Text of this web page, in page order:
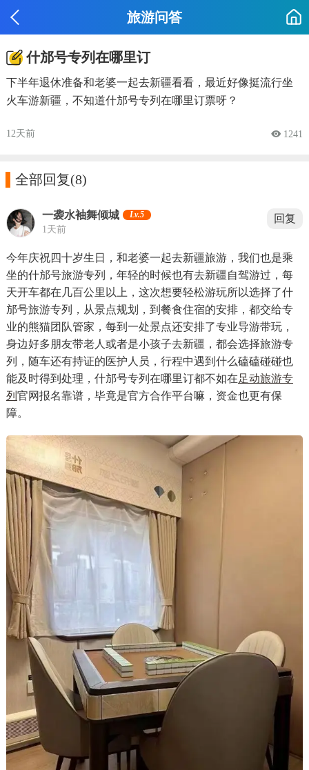
旅游问答
什邡号专列在哪里订
下半年退休准备和老婆一起去新疆看看，最近好像挺流行坐
火车游新疆，不知道什邡号专列在哪里订票呀？
12天前  1241
全部回复(8)
一袭水袖舞倾城 Lv.5
1天前
回复
今年庆祝四十岁生日，和老婆一起去新疆旅游，我们也是乘
坐的什邡号旅游专列，年轻的时候也有去新疆自驾游过，每
天开车都在几百公里以上，这次想要轻松游玩所以选择了什
邡号旅游专列，从景点规划，到餐食住宿的安排，都交给专
业的熊猫团队管家，每到一处景点还安排了专业导游带玩，
身边好多朋友带老人或者是小孩子去新疆，都会选择旅游专
列，随车还有持证的医护人员，行程中遇到什么磕磕碰碰也
能及时得到处理，什邡号专列在哪里订都不如在足动旅游专
列 官网报名靠谱，毕竟是官方合作平台嘛，资金也更有保
障。